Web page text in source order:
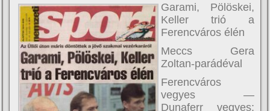
Garami, Pölöskei,
Keller trió a
Ferencváros élén
Meccs Gera
Zoltan-parádéval
Ferencváros
vegyes —
Dunaferr vegyes: